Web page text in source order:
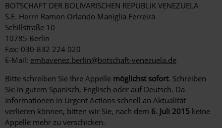
BOTSCHAFT DER BOLIVARISCHEN REPUBLIK VENEZUELA
S.E. Herrn Ramon Orlando Maniglia Ferreira
Schillstraße 10
10785 Berlin
Fax: 030-832 224 020
E-Mail: embavenez.berlin@botschaft-venezuela.de
Bitte schreiben Sie Ihre Appelle möglichst sofort. Schreiben
Sie in gutem Spanisch, Englisch oder auf Deutsch. Da
Informationen in Urgent Actions schnell an Aktualität
verlieren können, bitten wir Sie, nach dem 6. Juli 2015 keine
Appelle mehr zu verschicken.